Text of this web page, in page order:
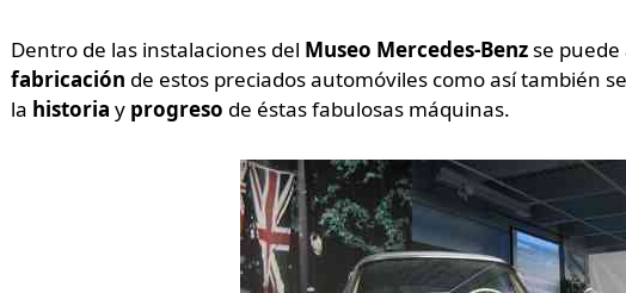
Dentro de las instalaciones del Museo Mercedes-Benzse puede
fabricación de estos preciados automóviles como así también
la historia y progreso de éstas fabulosas máquinas.